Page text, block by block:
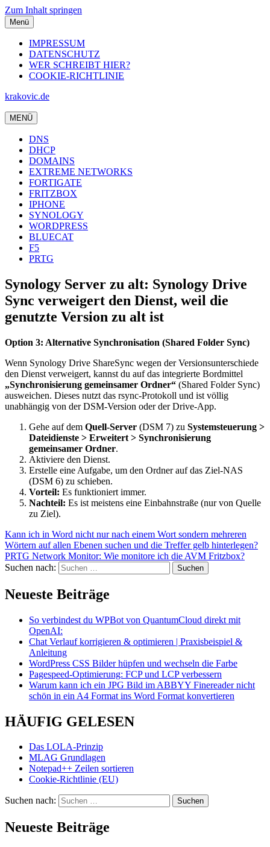
Zum Inhalt springen
Menü
IMPRESSUM
DATENSCHUTZ
WER SCHREIBT HIER?
COOKIE-RICHTLINIE
krakovic.de
MENÜ
DNS
DHCP
DOMAINS
EXTREME NETWORKS
FORTIGATE
FRITZBOX
IPHONE
SYNOLOGY
WORDPRESS
BLUECAT
F5
PRTG
Synology Server zu alt: Synology Drive
Sync verweigert den Dienst, weil die
genutzte Version zu alt ist
Option 3: Alternative Synchronisation (Shared Folder Sync)
Wenn Synology Drive ShareSync wegen der Versionsunterschiede
den Dienst verweigert, kannst du auf das integrierte Bordmittel
„Synchronisierung gemeinsamer Ordner“ (Shared Folder Sync)
ausweichen. Dieses nutzt das rsync-Protokoll und ist völlig
unabhängig von der DSM-Version oder der Drive-App.
Gehe auf dem Quell-Server (DSM 7) zu Systemsteuerung >
Dateidienste > Erweitert > Synchronisierung
gemeinsamer Ordner.
Aktiviere den Dienst.
Erstelle eine Aufgabe, um den Ordner auf das Ziel-NAS
(DSM 6) zu schieben.
Vorteil: Es funktioniert immer.
Nachteil: Es ist meistens eine Einbahnstraße (nur von Quelle
zu Ziel).
Kann ich in Word nicht nur nach einem Wort sondern mehreren
Wörtern auf allen Ebenen suchen und die Treffer gelb hinterlegen?
PRTG Network Monitor: Wie monitore ich die AVM Fritzbox?
Suchen nach:
Neueste Beiträge
So verbindest du WPBot von QuantumCloud direkt mit
OpenAI:
Chat Verlauf korrigieren & optimieren | Praxisbeispiel &
Anleitung
WordPress CSS Bilder hüpfen und wechseln die Farbe
Pagespeed-Optimierung: FCP und LCP verbessern
Warum kann ich ein JPG Bild im ABBYY Finereader nicht
schön in ein A4 Format ins Word Format konvertieren
HÄUFIG GELESEN
Das LOLA-Prinzip
MLAG Grundlagen
Notepad++ Zeilen sortieren
Cookie-Richtlinie (EU)
Suchen nach:
Neueste Beiträge